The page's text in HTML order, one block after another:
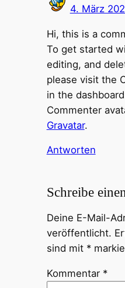
4. März
Hi, this is a
To get started
editing, and
please visit the
in the
Commenter
Gravatar.
Antworten
Schreibe
Deine E-Mail-
veröffentlicht.
sind mit *
Kommentar *